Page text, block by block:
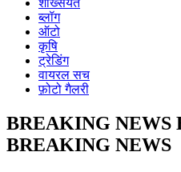
ब्लॉग
ऑटो
कृषि
ट्रेडिंग
वायरल सच
फ़ोटो गैलरी
BREAKING NEWS
BREAKING NEWS